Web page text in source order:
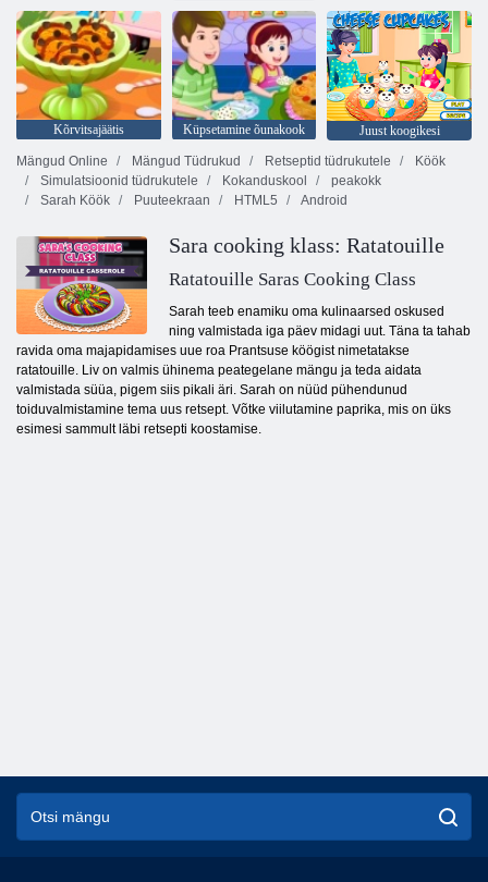
Kõrvitsajäätis Küpsetamine õunakook
Juust koogikesi
Mängud Online
Mängud Tüdrukud Retseptid tüdrukutele
Köök
Simulatsioonid tüdrukutele
Kokanduskool
peakokk
Sarah Köök
Puuteekraan HTML5 Android
Sara cooking klass: Ratatouille
Ratatouille Saras Cooking Class
Sarah teeb enamiku oma kulinaarsed oskused
ning valmistada iga päev midagi uut. Täna ta tahab
ravida oma majapidamises uue roa Prantsuse köögist nimetatakse
ratatouille. Liv on valmis ühinema peategelane mängu ja teda aidata
valmistada süüa, pigem siis pikali äri. Sarah on nüüd pühendunud
toiduvalmistamine tema uus retsept. Võtke viilutamine paprika, mis on üks
esimesi sammult läbi retsepti koostamise.